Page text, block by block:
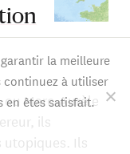
ou Marc-Aurèle
ils
utopiques. Ils
la meilleure
continuez à utiliser
en êtes satisfait.